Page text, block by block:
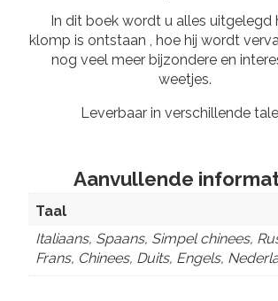
In dit boek wordt u alles uitgelegd
klomp is ontstaan , hoe hij wordt
nog veel meer bijzondere en
weetjes.
Leverbaar in verschillende
Aanvullende
Taal
Italiaans, Spaans, Simpel chinees,
Frans, Chinees, Duits, Engels,